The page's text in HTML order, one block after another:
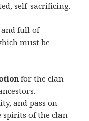
self-sacrificing.
and full of
must be
for the clan
and pass on
spirits of the clan